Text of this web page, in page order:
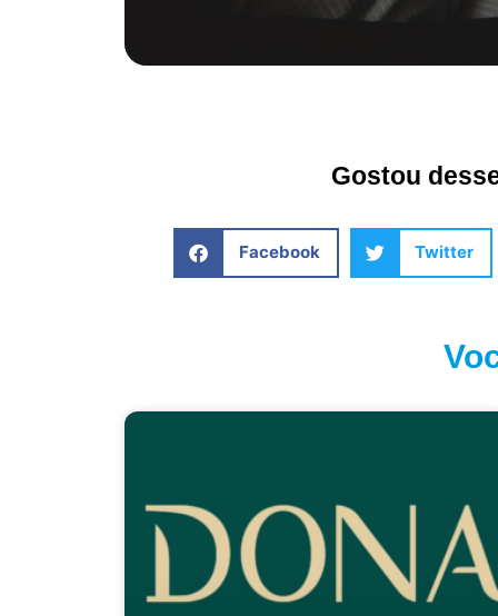
Gostou
Facebook Twitter